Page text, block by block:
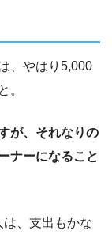
、やはり5,000
。
が、それなりの
ナーになること
、支出もかな